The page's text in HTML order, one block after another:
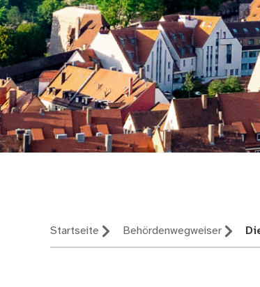
Startseite Behördenwegweiser